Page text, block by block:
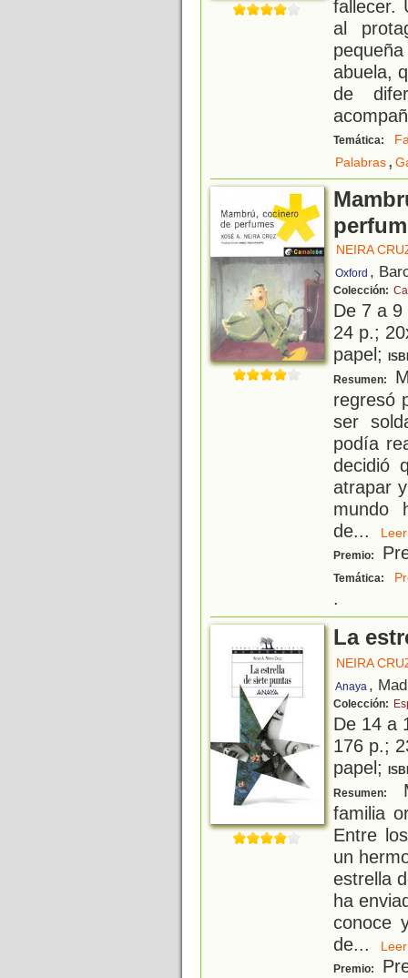
fallecer.
al
abuela,
de
Temática:
Palabras,
NEIRA
Oxford ,
Colección:
De 7 a
24 p.;
papel;
Resumen:
regresó
ser
podía
decidió
atrapar
mundo
de...
Premio:
Temática:
.
La
NEIRA
Anaya ,
Colección:
De 14 a
176 p.;
papel;
Resumen:
familia
Entre
un
estrella
ha
conoce
de...
Premio: